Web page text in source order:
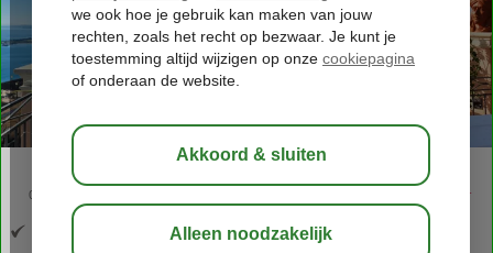
02:50 bewaar
Inclusief vlucht en huurauto